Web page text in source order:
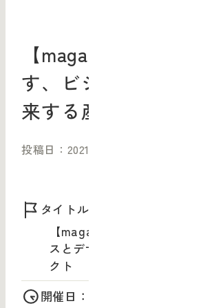
【magazine】MAU
す、ビジネスとデザ
来する産学共同プロ
投稿日：2021/05/06（木）
タイトル：
【magazine】MAU bdpが目指
スとデザインを往来する産学
クト
開催日：